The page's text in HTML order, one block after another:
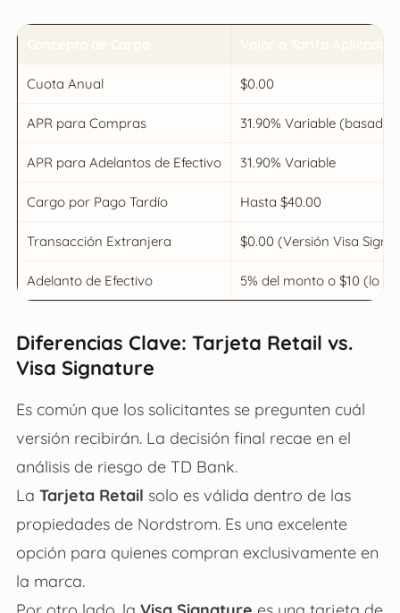
Cuota Anual $0.00
APR para Compras 31.90% Variable (basado
APR para Adelantos de Efectivo 31.90% Variable
Cargo por Pago Tardío Hasta $40.00
Transacción Extranjera $0.00 (Versión Visa
Adelanto de Efectivo 5% del monto o $10 (lo
Diferencias Clave: Tarjeta Retail vs.
Visa Signature
Es común que los solicitantes se pregunten cuál
versión recibirán. La decisión final recae en el
análisis de riesgo de TD Bank.
La Tarjeta Retail solo es válida dentro de las
propiedades de Nordstrom. Es una excelente
opción para quienes compran exclusivamente en
la marca.